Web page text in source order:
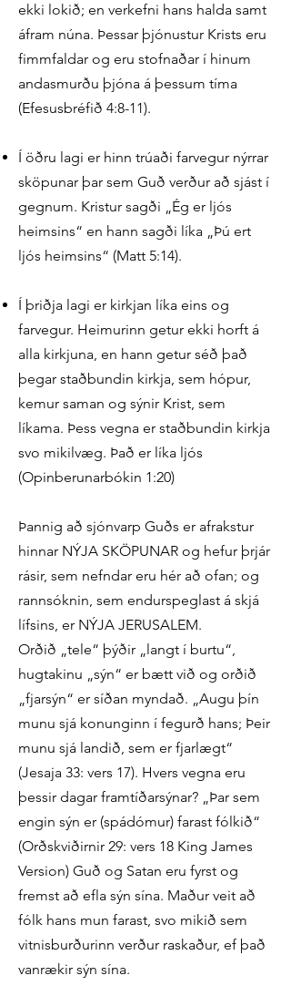
ekki lokið; en verkefni hans halda samt
áfram núna. Þessar þjónustur Krists eru
fimmfaldar og eru stofnaðar í hinum
andasmurðu þjóna á þessum tíma
(Efesusbréfið 4:8-11).
Í öðru lagi er hinn trúaði farvegur nýrrar
sköpunar þar sem Guð verður að sjást í
gegnum. Kristur sagði „Ég er ljós
heimsins“ en hann sagði líka „Þú ert
ljós heimsins“ (Matt 5:14).
Í þriðja lagi er kirkjan líka eins og
farvegur. Heimurinn getur ekki horft á
alla kirkjuna, en hann getur séð það
þegar staðbundin kirkja, sem hópur,
kemur saman og sýnir Krist, sem
líkama. Þess vegna er staðbundin kirkja
svo mikilvæg. Það er líka ljós
(Opinberunarbókin 1:20)
Þannig að sjónvarp Guðs er afrakstur
hinnar NÝJA SKÖPUNAR og hefur þrjár
rásir, sem nefndar eru hér að ofan; og
rannsóknin, sem endurspeglast á skjá
lífsins, er NÝJA JERUSALEM.
Orðið „tele“ þýðir „langt í burtu“,
hugtakinu „sýn“ er bætt við og orðið
„fjarsýn“ er síðan myndað. „Augu þín
munu sjá konunginn í fegurð hans; Þeir
munu sjá landið, sem er fjarlægt“
(Jesaja 33: vers 17). Hvers vegna eru
þessir dagar framtíðarsýnar? „Þar sem
engin sýn er (spádómur) farast fólkið“
(Orðskviðirnir 29: vers 18 King James
Version) Guð og Satan eru fyrst og
fremst að efla sýn sína. Maður veit að
fólk hans mun farast, svo mikið sem
vitnisburðurinn verður raskaður, ef það
vanrækir sýn sína.